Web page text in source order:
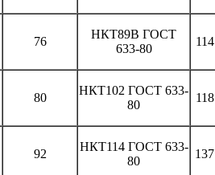
76
НКТ89В ГОСТ
633-80
114
80
НКТ102 ГОСТ 633-
80
118
92
НКТ114 ГОСТ 633-
80
137